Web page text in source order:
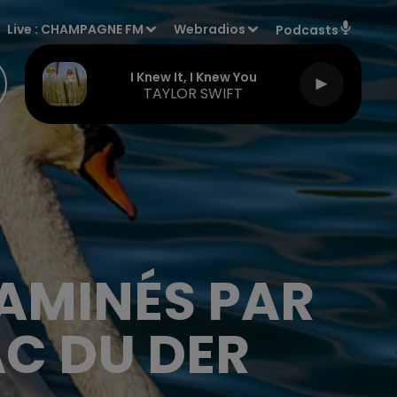
Live : CHAMPAGNE FM Webradios Podcasts
I Knew It, I Knew You
TAYLOR SWIFT
PAR
DU DER